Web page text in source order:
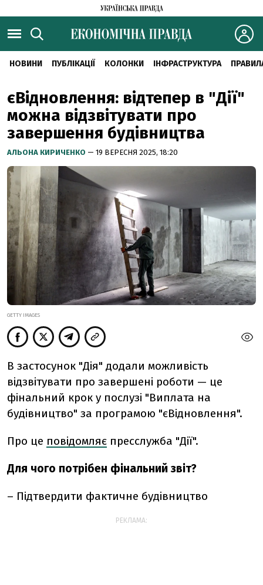
НОВИНИ ПУБЛІКАЦІЇ КОЛОНКИ ІНФРАСТРУКТУРА
єВідновлення: відтепер в "Дії"
можна відзвітувати про
завершення будівництва
АЛЬОНА КИРИЧЕНКО — 19 ВЕРЕСНЯ 2025, 18:20
GETTY IMAGES
В застосунок "Дія" додали можливість
відзвітувати про завершені роботи — це
фінальний крок у послузі "Виплата на
будівництво" за програмою "єВідновлення".
Про це повідомляє пресслужба "Дії".
Для чого потрібен фінальний звіт?
– Підтвердити фактичне будівництво
РЕКЛАМА: